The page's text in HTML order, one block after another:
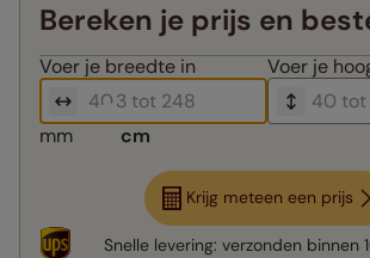
Bereken je prijs en
Voer je breedte in Voer je
mm cm
Krijg meteen een prijs
Snelle levering: verzonden binnen